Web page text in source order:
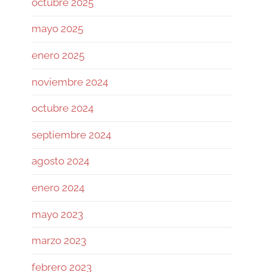
revisando si la base de su
José Siles | AI | Data
@josesilesdata
LÍMITE DE USO DIARIO."
Ramiro (Book&Trading)
@ramtraderbook
mayo 2025
enero 2025
noviembre 2024
octubre 2024
septiembre 2024
agosto 2024
enero 2024
mayo 2023
marzo 2023
febrero 2023